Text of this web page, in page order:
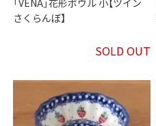
「VENA」花形ボウル 小【ツイン
さくらんぼ】
SOLD OUT